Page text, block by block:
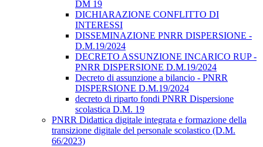
DM 19
DICHIARAZIONE CONFLITTO DI
INTERESSI
DISSEMINAZIONE PNRR DISPERSIONE -
D.M.19/2024
DECRETO ASSUNZIONE INCARICO RUP -
PNRR DISPERSIONE D.M.19/2024
Decreto di assunzione a bilancio - PNRR
DISPERSIONE D.M.19/2024
decreto di riparto fondi PNRR Dispersione
scolastica D.M. 19
PNRR Didattica digitale integrata e formazione della
transizione digitale del personale scolastico (D.M.
66/2023)